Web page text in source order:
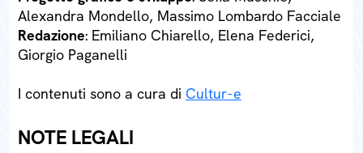
Alexandra Mondello, Massimo Lombardo Facciale
Redazione: Emiliano Chiarello, Elena Federici,
Giorgio Paganelli
I contenuti sono a cura di Cultur-e
NOTE LEGALI